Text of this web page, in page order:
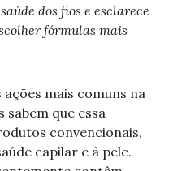
dos fios e esclarece
fórmulas mais
mais comuns na
sabem que essa
convencionais,
capilar e à pele.